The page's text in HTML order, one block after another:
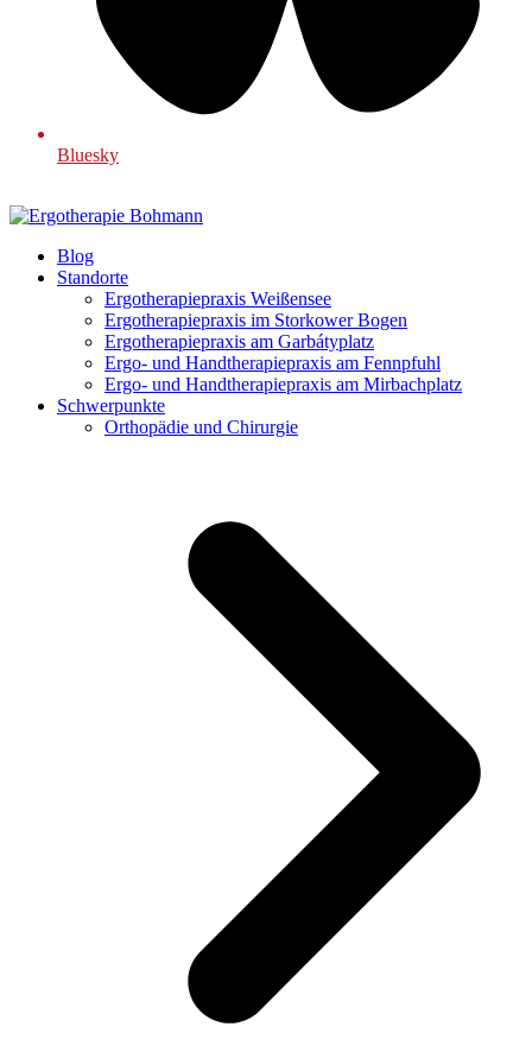
Bluesky
Blog
Standorte
Ergotherapiepraxis Weißensee
Ergotherapiepraxis im Storkower Bogen
Ergotherapiepraxis am Garbátyplatz
Ergo- und Handtherapiepraxis am Fennpfuhl
Ergo- und Handtherapiepraxis am Mirbachplatz
Schwerpunkte
Orthopädie und Chirurgie